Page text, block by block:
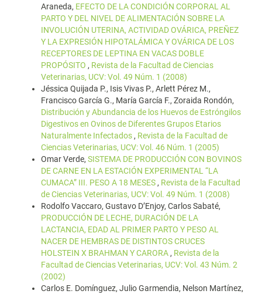
Araneda, EFECTO DE LA CONDICIÓN CORPORAL AL
PARTO Y DEL NIVEL DE ALIMENTACIÓN SOBRE LA
INVOLUCIÓN UTERINA, ACTIVIDAD OVÁRICA, PREÑEZ
Y LA EXPRESIÓN HIPOTALÁMICA Y OVÁRICA DE LOS
RECEPTORES DE LEPTINA EN VACAS DOBLE
PROPÓSITO , Revista de la Facultad de Ciencias
Veterinarias, UCV: Vol. 49 Núm. 1 (2008)
Jéssica Quijada P., Isis Vivas P., Arlett Pérez M.,
Francisco García G., María García F., Zoraida Rondón,
Distribución y Abundancia de los Huevos de Estróngilos
Digestivos en Ovinos de Diferentes Grupos Etarios
Naturalmente Infectados , Revista de la Facultad de
Ciencias Veterinarias, UCV: Vol. 46 Núm. 1 (2005)
Omar Verde, SISTEMA DE PRODUCCIÓN CON BOVINOS
DE CARNE EN LA ESTACIÓN EXPERIMENTAL “LA
CUMACA” III. PESO A 18 MESES , Revista de la Facultad
de Ciencias Veterinarias, UCV: Vol. 49 Núm. 1 (2008)
Rodolfo Vaccaro, Gustavo D’Enjoy, Carlos Sabaté,
PRODUCCIÓN DE LECHE, DURACIÓN DE LA
LACTANCIA, EDAD AL PRIMER PARTO Y PESO AL
NACER DE HEMBRAS DE DISTINTOS CRUCES
HOLSTEIN X BRAHMAN Y CARORA , Revista de la
Facultad de Ciencias Veterinarias, UCV: Vol. 43 Núm. 2
(2002)
Carlos E. Domínguez, Julio Garmendia, Nelson Martínez,